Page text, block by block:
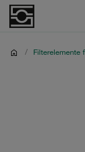
/ Filterelemente